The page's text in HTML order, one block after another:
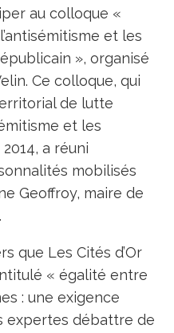
au colloque «
et les
», organisé
Ce colloque, qui
de lutte
et les
a réuni
mobilisés
Geoffroy, maire de
que Les Cités d’Or
« égalité entre
: une exigence
expertes débattre de